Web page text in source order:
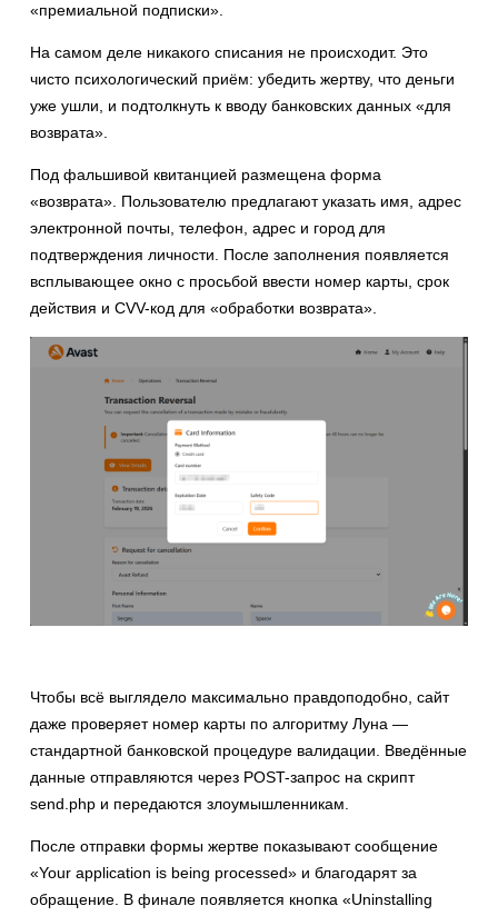
«премиальной подписки».
На самом деле никакого списания не происходит. Это
чисто психологический приём: убедить жертву, что деньги
уже ушли, и подтолкнуть к вводу банковских данных «для
возврата».
Под фальшивой квитанцией размещена форма
«возврата». Пользователю предлагают указать имя, адрес
электронной почты, телефон, адрес и город для
подтверждения личности. После заполнения появляется
всплывающее окно с просьбой ввести номер карты, срок
действия и CVV-код для «обработки возврата».
Чтобы всё выглядело максимально правдоподобно, сайт
даже проверяет номер карты по алгоритму Луна —
стандартной банковской процедуре валидации. Введённые
данные отправляются через POST-запрос на скрипт
send.php и передаются злоумышленникам.
После отправки формы жертве показывают сообщение
«Your application is being processed» и благодарят за
обращение. В финале появляется кнопка «Uninstalling